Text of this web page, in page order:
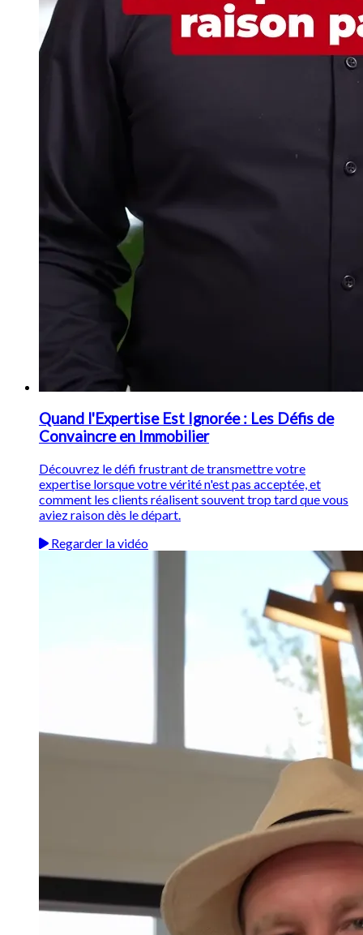
Quand l'Expertise Est Ignorée : Les Défis de
Convaincre en Immobilier
Découvrez le défi frustrant de transmettre votre
expertise lorsque votre vérité n'est pas acceptée, et
comment les clients réalisent souvent trop tard que vous
aviez raison dès le départ.
Regarder la vidéo